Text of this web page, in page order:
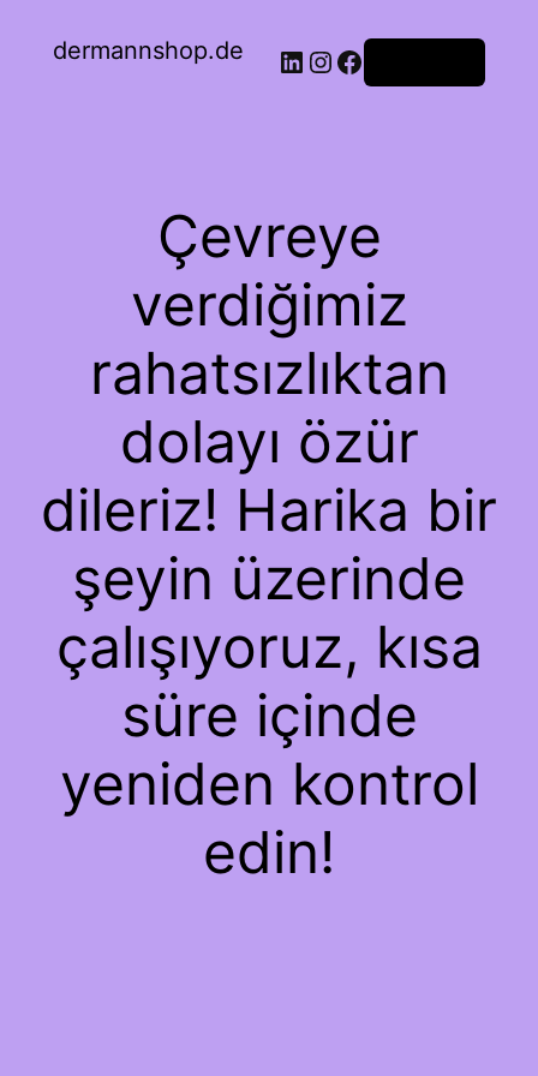
dermannshop.de
Çevreye
verdiğimiz
rahatsızlıktan
dolayı özür
dileriz! Harika bir
şeyin üzerinde
çalışıyoruz, kısa
süre içinde
yeniden kontrol
edin!